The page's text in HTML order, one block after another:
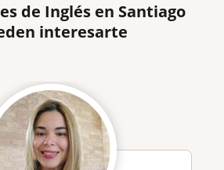
de Inglés en Santiago
interesarte